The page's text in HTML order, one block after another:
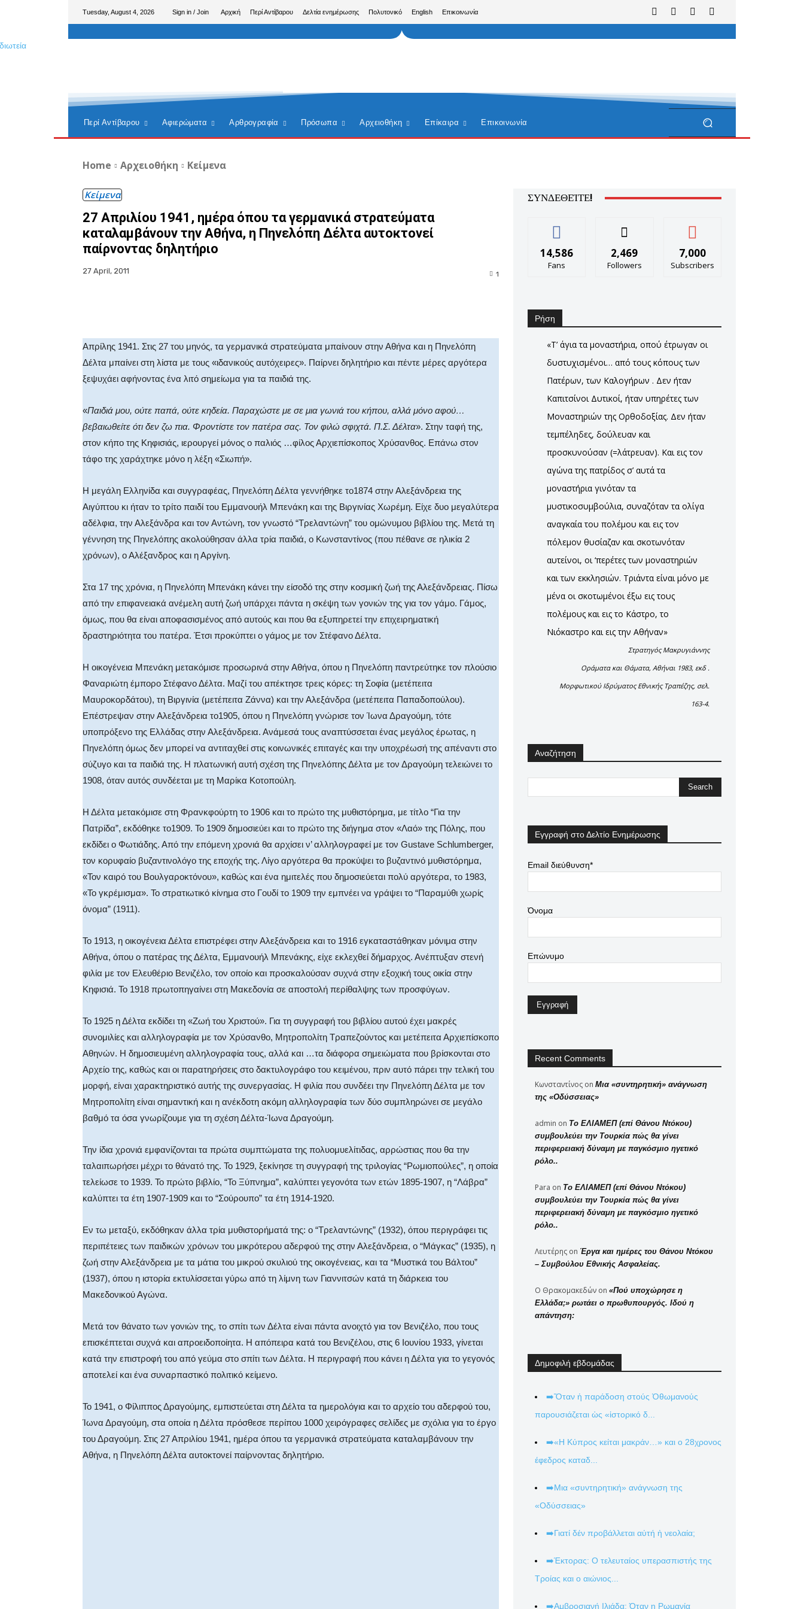
Tuesday, August 4, 2026 Sign in / Join Αρχική Περί Αντίβαρου Δελτία ενημέρωσης Πολυτονικό English Επικοινωνία
Περί Αντίβαρου Αφιερώματα Αρθρογραφία Πρόσωπα Αρχειοθήκη Επίκαιρα Επικοινωνία
Home Αρχειοθήκη Κείμενα
Κείμενα
27 Απριλίου 1941, ημέρα όπου τα γερμανικά στρατεύματα
καταλαμβάνουν την Αθήνα, η Πηνελόπη Δέλτα αυτοκτονεί
παίρνοντας δηλητήριο
27 April, 2011 1
Απρίλης 1941. Στις 27 του μηνός, τα γερμανικά στρατεύματα μπαίνουν στην Αθήνα και η Πηνελόπη
Δέλτα μπαίνει στη λίστα με τους «ιδανικούς αυτόχειρες». Παίρνει δηλητήριο και πέντε μέρες αργότερα
ξεψυχάει αφήνοντας ένα λιτό σημείωμα για τα παιδιά της.
«Παιδιά μου, ούτε παπά, ούτε κηδεία. Παραχώστε με σε μια γωνιά του κήπου, αλλά μόνο αφού…
βεβαιωθείτε ότι δεν ζω πια. Φροντίστε τον πατέρα σας. Τον φιλώ σφιχτά. Π.Σ. Δέλτα». Στην ταφή της,
στον κήπο της Κηφισιάς, ιερουργεί μόνος ο παλιός …φίλος Αρχιεπίσκοπος Χρύσανθος. Επάνω στον
τάφο της χαράχτηκε μόνο η λέξη «Σιωπή».
Η μεγάλη Ελληνίδα και συγγραφέας, Πηνελόπη Δέλτα γεννήθηκε το1874 στην Αλεξάνδρεια της
Αιγύπτου κι ήταν το τρίτο παιδί του Εμμανουήλ Μπενάκη και της Βιργινίας Χωρέμη. Είχε δυο μεγαλύτερα
αδέλφια, την Αλεξάνδρα και τον Αντώνη, τον γνωστό “Τρελαντώνη” του ομώνυμου βιβλίου της. Μετά τη
γέννηση της Πηνελόπης ακολούθησαν άλλα τρία παιδιά, ο Κωνσταντίνος (που πέθανε σε ηλικία 2
χρόνων), ο Αλέξανδρος και η Αργίνη.
Στα 17 της χρόνια, η Πηνελόπη Μπενάκη κάνει την είσοδό της στην κοσμική ζωή της Αλεξάνδρειας. Πίσω
από την επιφανειακά ανέμελη αυτή ζωή υπάρχει πάντα η σκέψη των γονιών της για τον γάμο. Γάμος,
όμως, που θα είναι αποφασισμένος από αυτούς και που θα εξυπηρετεί την επιχειρηματική
δραστηριότητα του πατέρα. Έτσι προκύπτει ο γάμος με τον Στέφανο Δέλτα.
Η οικογένεια Μπενάκη μετακόμισε προσωρινά στην Αθήνα, όπου η Πηνελόπη παντρεύτηκε τον πλούσιο
Φαναριώτη έμπορο Στέφανο Δέλτα. Μαζί του απέκτησε τρεις κόρες: τη Σοφία (μετέπειτα
Μαυροκορδάτου), τη Βιργινία (μετέπειτα Ζάννα) και την Αλεξάνδρα (μετέπειτα Παπαδοπούλου).
Επέστρεψαν στην Αλεξάνδρεια το1905, όπου η Πηνελόπη γνώρισε τον Ίωνα Δραγούμη, τότε
υποπρόξενο της Ελλάδας στην Αλεξάνδρεια. Ανάμεσά τους αναπτύσσεται ένας μεγάλος έρωτας, η
Πηνελόπη όμως δεν μπορεί να αντιταχθεί στις κοινωνικές επιταγές και την υποχρέωσή της απέναντι στο
σύζυγο και τα παιδιά της. Η πλατωνική αυτή σχέση της Πηνελόπης Δέλτα με τον Δραγούμη τελειώνει το
1908, όταν αυτός συνδέεται με τη Μαρίκα Κοτοπούλη.
Η Δέλτα μετακόμισε στη Φρανκφούρτη το 1906 και το πρώτο της μυθιστόρημα, με τίτλο “Για την
Πατρίδα”, εκδόθηκε το1909. Το 1909 δημοσιεύει και το πρώτο της διήγημα στον «Λαό» της Πόλης, που
εκδίδει ο Φωτιάδης. Από την επόμενη χρονιά θα αρχίσει ν’ αλληλογραφεί με τον Gustave Schlumberger,
τον κορυφαίο βυζαντινολόγο της εποχής της. Λίγο αργότερα θα προκύψει το βυζαντινό μυθιστόρημα,
«Τον καιρό του Βουλγαροκτόνου», καθώς και ένα ημιτελές που δημοσιεύεται πολύ αργότερα, το 1983,
«Το γκρέμισμα». Το στρατιωτικό κίνημα στο Γουδί το 1909 την εμπνέει να γράψει το “Παραμύθι χωρίς
όνομα” (1911).
Το 1913, η οικογένεια Δέλτα επιστρέφει στην Αλεξάνδρεια και το 1916 εγκαταστάθηκαν μόνιμα στην
Αθήνα, όπου ο πατέρας της Δέλτα, Εμμανουήλ Μπενάκης, είχε εκλεχθεί δήμαρχος. Ανέπτυξαν στενή
φιλία με τον Ελευθέριο Βενιζέλο, τον οποίο και προσκαλούσαν συχνά στην εξοχική τους οικία στην
Κηφισιά. Το 1918 πρωτοπηγαίνει στη Μακεδονία σε αποστολή περίθαλψης των προσφύγων.
Το 1925 η Δέλτα εκδίδει τη «Ζωή του Χριστού». Για τη συγγραφή του βιβλίου αυτού έχει μακρές
συνομιλίες και αλληλογραφία με τον Χρύσανθο, Μητροπολίτη Τραπεζούντος και μετέπειτα Αρχιεπίσκοπο
Αθηνών. Η δημοσιευμένη αλληλογραφία τους, αλλά και …τα διάφορα σημειώματα που βρίσκονται στο
Αρχείο της, καθώς και οι παρατηρήσεις στο δακτυλογράφο του κειμένου, πριν αυτό πάρει την τελική του
μορφή, είναι χαρακτηριστικό αυτής της συνεργασίας. Η φιλία που συνδέει την Πηνελόπη Δέλτα με τον
Μητροπολίτη είναι σημαντική και η ανέκδοτη ακόμη αλληλογραφία των δύο συμπληρώνει σε μεγάλο
βαθμό τα όσα γνωρίζουμε για τη σχέση Δέλτα-Ίωνα Δραγούμη.
Την ίδια χρονιά εμφανίζονται τα πρώτα συμπτώματα της πολυομυελίτιδας, αρρώστιας που θα την
ταλαιπωρήσει μέχρι το θάνατό της. Το 1929, ξεκίνησε τη συγγραφή της τριλογίας “Ρωμιοπούλες”, η οποία
τελείωσε το 1939. Το πρώτο βιβλίο, “Το Ξύπνημα”, καλύπτει γεγονότα των ετών 1895-1907, η “Λάβρα”
καλύπτει τα έτη 1907-1909 και το “Σούρουπο” τα έτη 1914-1920.
Εν τω μεταξύ, εκδόθηκαν άλλα τρία μυθιστορήματά της: ο “Τρελαντώνης” (1932), όπου περιγράφει τις
περιπέτειες των παιδικών χρόνων του μικρότερου αδερφού της στην Αλεξάνδρεια, ο “Μάγκας” (1935), η
ζωή στην Αλεξάνδρεια με τα μάτια του μικρού σκυλιού της οικογένειας, και τα “Μυστικά του Βάλτου”
(1937), όπου η ιστορία εκτυλίσσεται γύρω από τη λίμνη των Γιαννιτσών κατά τη διάρκεια του
Μακεδονικού Αγώνα.
Μετά τον θάνατο των γονιών της, το σπίτι των Δέλτα είναι πάντα ανοιχτό για τον Βενιζέλο, που τους
επισκέπτεται συχνά και απροειδοποίητα. Η απόπειρα κατά του Βενιζέλου, στις 6 Ιουνίου 1933, γίνεται
κατά την επιστροφή του από γεύμα στο σπίτι των Δέλτα. Η περιγραφή που κάνει η Δέλτα για το γεγονός
αποτελεί και ένα συναρπαστικό πολιτικό κείμενο.
Το 1941, ο Φίλιππος Δραγούμης, εμπιστεύεται στη Δέλτα τα ημερολόγια και το αρχείο του αδερφού του,
Ίωνα Δραγούμη, στα οποία η Δέλτα πρόσθεσε περίπου 1000 χειρόγραφες σελίδες με σχόλια για το έργο
του Δραγούμη. Στις 27 Απριλίου 1941, ημέρα όπου τα γερμανικά στρατεύματα καταλαμβάνουν την
Αθήνα, η Πηνελόπη Δέλτα αυτοκτονεί παίρνοντας δηλητήριο.
ΣΥΝΔΕΘΕΊΤΕ!
14,586
Fans
2,469
Followers
7,000
Subscribers
Ρήση
«Τ’ άγια τα μοναστήρια, οπού έτρωγαν οι
δυστυχισμένοι… από τους κόπους των
Πατέρων, των Καλογήρων . Δεν ήταν
Καπιτσίνοι Δυτικοί, ήταν υπηρέτες των
Μοναστηριών της Ορθοδοξίας. Δεν ήταν
τεμπέληδες, δούλευαν και
προσκυνούσαν (=λάτρευαν). Και εις τον
αγώνα της πατρίδος σ’ αυτά τα
μοναστήρια γινόταν τα
μυστικοσυμβούλια, συναζόταν τα ολίγα
αναγκαία του πολέμου και εις τον
πόλεμον θυσίαζαν και σκοτωνόταν
αυτείνοι, οι ‘περέτες των μοναστηριών
και των εκκλησιών. Τριάντα είναι μόνο με
μένα οι σκοτωμένοι έξω εις τους
πολέμους και εις το Κάστρο, το
Νιόκαστρο και εις την Αθήναν»
Στρατηγός Μακρυγιάννης
Οράματα και Θάματα, Αθήναι 1983, εκδ .
Μορφωτικού Ιδρύματος Εθνικής Τραπέζης, σελ.
163-4.
Αναζήτηση
Εγγραφή στο Δελτίο Ενημέρωσης
Email διεύθυνση*
Όνομα
Επώνυμο
Recent Comments
Κωνσταντίνος on Μια «συντηρητική» ανάγνωση
της «Οδύσσειας»
admin on Το ΕΛΙΑΜΕΠ (επί Θάνου Ντόκου)
συμβουλεύει την Τουρκία πώς θα γίνει
περιφερειακή δύναμη με παγκόσμιο ηγετικό
ρόλο..
Para on Το ΕΛΙΑΜΕΠ (επί Θάνου Ντόκου)
συμβουλεύει την Τουρκία πώς θα γίνει
περιφερειακή δύναμη με παγκόσμιο ηγετικό
ρόλο..
Λευτέρης on Έργα και ημέρες του Θάνου Ντόκου
– Συμβούλου Εθνικής Ασφαλείας.
Ο Θρακομακεδών on «Πού υποχώρησε η
Ελλάδα;» ρωτάει ο πρωθυπουργός. Ιδού η
απάντηση:
Δημοφιλή εβδομάδας
➡️Ὅταν ἡ παράδοση στούς Ὀθωμανούς
παρουσιάζεται ὡς «ἱστορικό δ...
➡️«Η Κύπρος κείται μακράν…» και ο 28χρονος
έφεδρος καταδ...
➡️Μια «συντηρητική» ανάγνωση της
«Οδύσσειας»
➡️Γιατί δέν προβάλλεται αὐτή ἡ νεολαία;
➡️Έκτορας: Ο τελευταίος υπερασπιστής της
Τροίας και ο αιώνιος...
➡️Αμβροσιανή Ιλιάδα: Όταν η Ρωμανία